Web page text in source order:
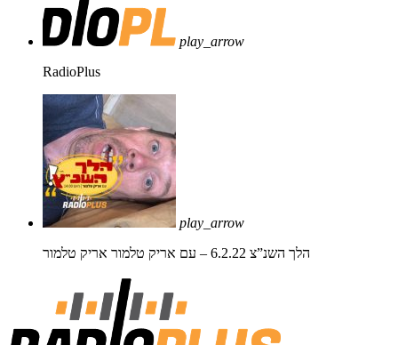
play_arrow
RadioPlus
play_arrow
הלך השנ”צ 6.2.22 – עם אריק טלמור
אריק טלמור